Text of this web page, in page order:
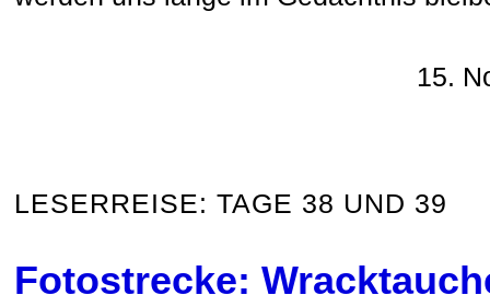
15.
LESERREISE: TAGE 38 UND 39
Fotostrecke: